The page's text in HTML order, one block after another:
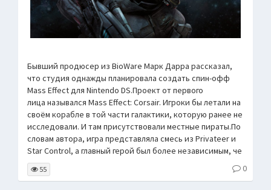
Бывший продюсер из BioWare Марк Дарра рассказал,
что студия однажды планировала создать спин-офф
Mass Effect для Nintendo DS.Проект от первого
лица назывался Mass Effect: Corsair. Игроки бы летали на
своём корабле в той части галактики, которую ранее не
исследовали. И там присутствовали местные пираты.По
словам автора, игра представляла смесь из Privateer и
Star Control, а главный герой был более независимым, че
55 0